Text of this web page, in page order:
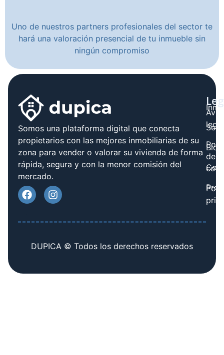
Uno de nuestros partners profesionales del sector te
hará una valoración presencial de tu inmueble sin
ningún compromiso
Somos una plataforma digital que conecta
propietarios con las mejores inmobiliarias de su
zona para vender o valorar su vivienda de forma
rápida, segura y con la menor comisión del
mercado.
Blog
legal
de
DUPICA © Todos los derechos reservados